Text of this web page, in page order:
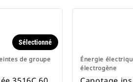
de groupe
Sélectionné
Énergie
électrogène